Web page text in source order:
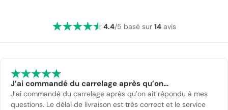
4.4/5 basé sur 14avis
J’ai commandé du carrelage après qu’on…
J’ai commandé du carrelage après qu’on ait répondu à mes
questions. Le délai de livraison est très correct et le service